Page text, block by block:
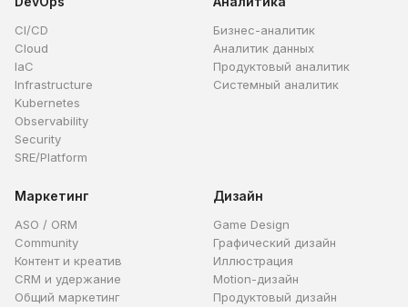
CI/CD
Cloud
IaC
Infrastructure
Kubernetes
Observability
Security
SRE/Platform
Бизнес-аналитик
Аналитик данных
Продуктовый аналитик
Системный аналитик
Маркетинг
ASO / ORM
Community
Контент и креатив
CRM и удержание
Общий маркетинг
Дизайн
Game Design
Графический дизайн
Иллюстрация
Motion-дизайн
Продуктовый дизайн